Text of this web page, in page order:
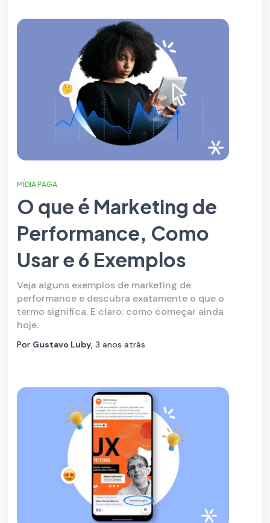
MÍDIA PAGA
O que é Marketing de
Performance, Como
Usar e 6 Exemplos
Veja alguns exemplos de marketing de
performance e descubra exatamente o que o
termo significa. E claro: como começar ainda
hoje.
Por Gustavo Luby,3 anos atrás